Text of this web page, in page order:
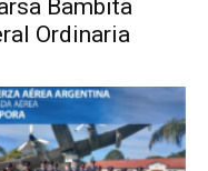
Bambita
Ordinaria